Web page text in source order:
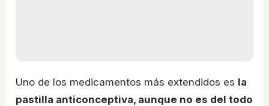
Uno de los medicamentos más extendidos es la
pastilla anticonceptiva, aunque no es del todo